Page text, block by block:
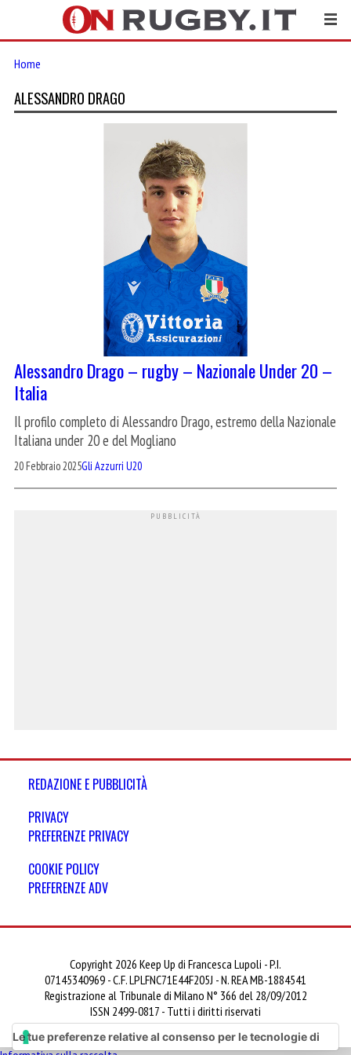
Home
ALESSANDRO DRAGO
Alessandro Drago – rugby – Nazionale Under 20 –
Italia
Il profilo completo di Alessandro Drago, estremo della Nazionale
Italiana under 20 e del Mogliano
20 Febbraio 2025Gli Azzurri U20
REDAZIONE E PUBBLICITÀ
PRIVACY
PREFERENZE PRIVACY
COOKIE POLICY
PREFERENZE ADV
Copyright 2026 Keep Up di Francesca Lupoli - P.I.
07145340969 - C.F. LPLFNC71E44F205J - N. REA MB-1884541
Registrazione al Tribunale di Milano N° 366 del 28/09/2012
ISSN 2499-0817 - Tutti i diritti riservati
Le tue preferenze relative al consenso per le tecnologie di